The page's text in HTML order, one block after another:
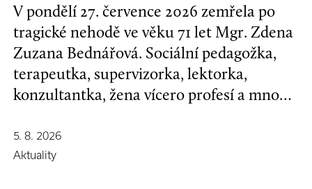
V pondělí 27. července 2026 zemřela po
tragické nehodě ve věku 71 let Mgr. Zdena
Zuzana Bednářová. Sociální pedagožka,
terapeutka, supervizorka, lektorka,
konzultantka, žena vícero profesí a mnoha
nespoutanou povahou.
5. 8. 2026
Aktuality